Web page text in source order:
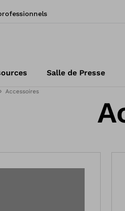
Salle de Presse
Accessoires